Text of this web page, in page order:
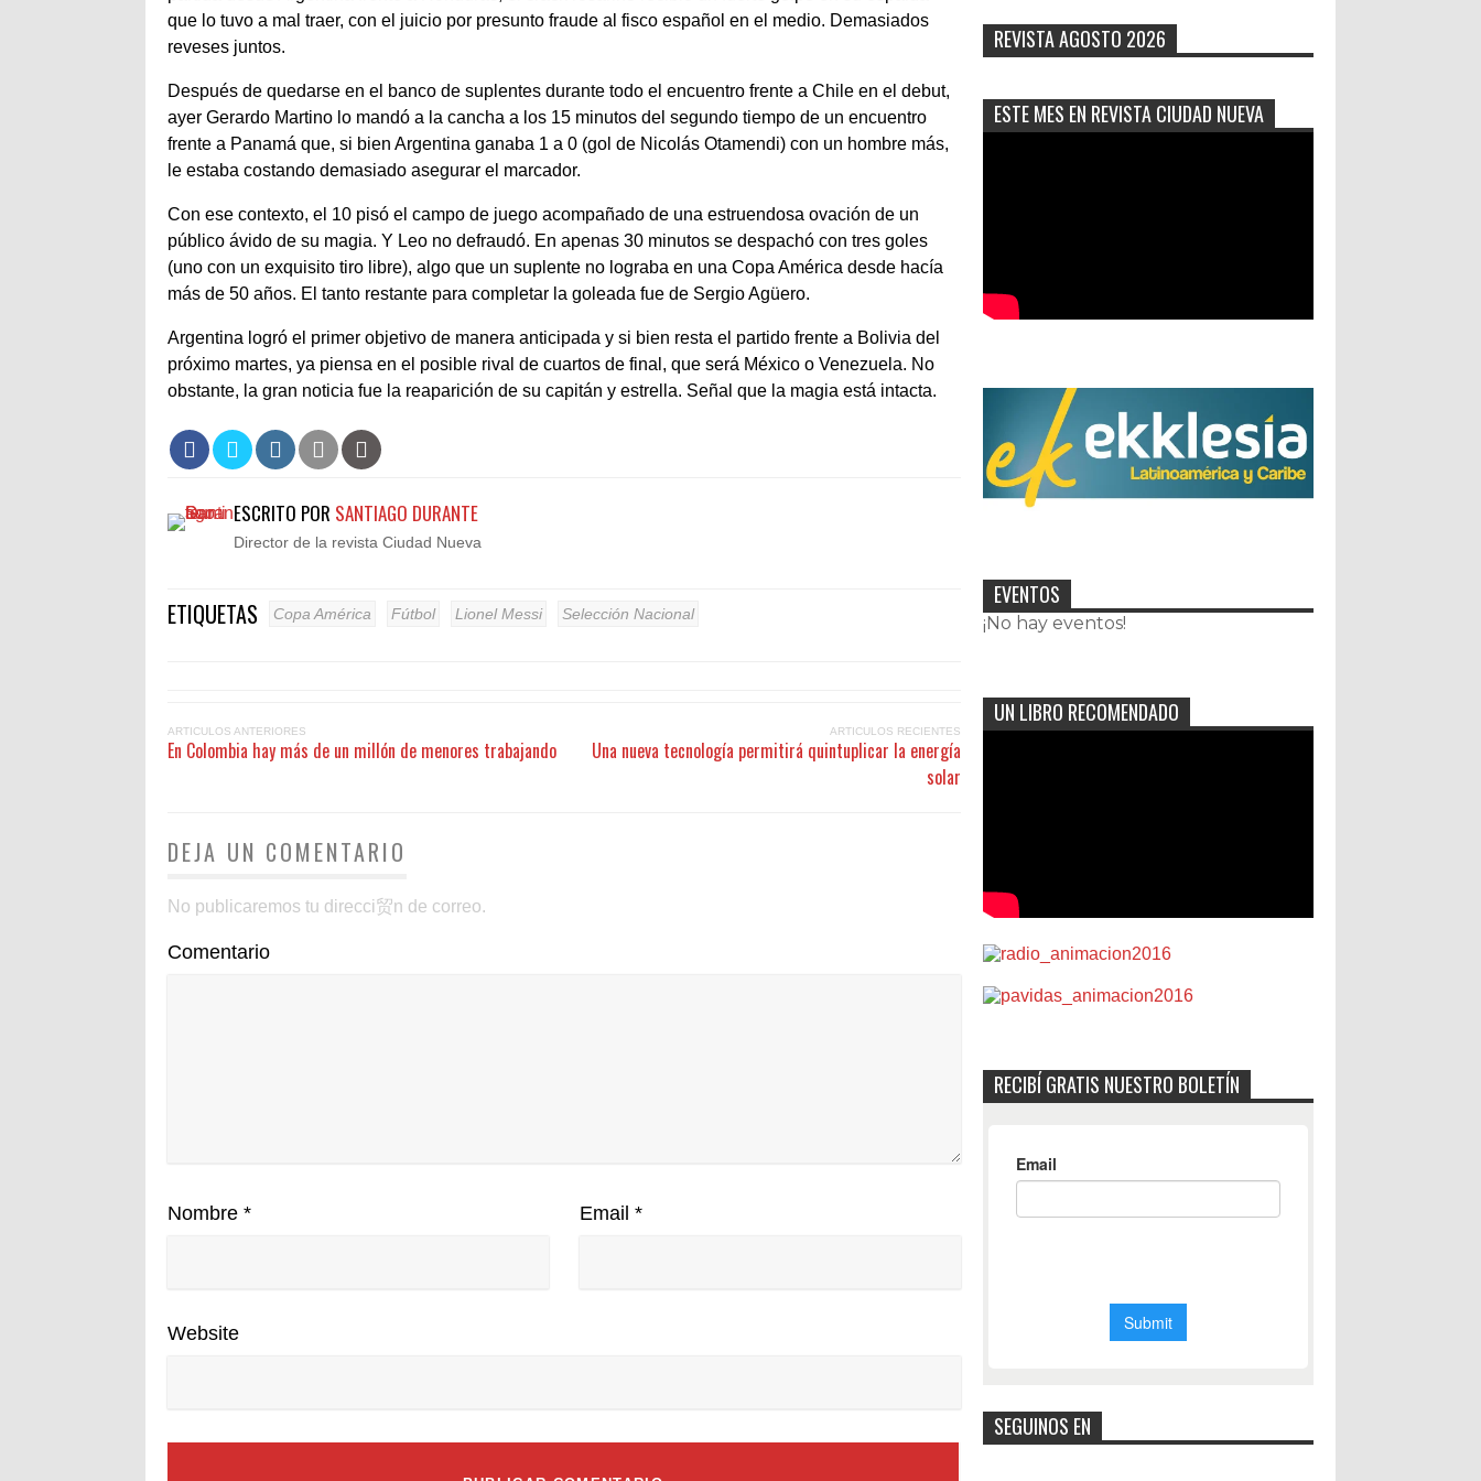
que lo tuvo a mal traer, con el juicio por presunto fraude al fisco español en el medio. Demasiados
reveses juntos.
Después de quedarse en el banco de suplentes durante todo el encuentro frente a Chile en el debut,
ayer Gerardo Martino lo mandó a la cancha a los 15 minutos del segundo tiempo de un encuentro
frente a Panamá que, si bien Argentina ganaba 1 a 0 (gol de Nicolás Otamendi) con un hombre más,
le estaba costando demasiado asegurar el marcador.
Con ese contexto, el 10 pisó el campo de juego acompañado de una estruendosa ovación de un
público ávido de su magia. Y Leo no defraudó. En apenas 30 minutos se despachó con tres goles
(uno con un exquisito tiro libre), algo que un suplente no lograba en una Copa América desde hacía
más de 50 años. El tanto restante para completar la goleada fue de Sergio Agüero.
Argentina logró el primer objetivo de manera anticipada y si bien resta el partido frente a Bolivia del
próximo martes, ya piensa en el posible rival de cuartos de final, que será México o Venezuela. No
obstante, la gran noticia fue la reaparición de su capitán y estrella. Señal que la magia está intacta.
ESCRITO POR SANTIAGO DURANTE
Director de la revista Ciudad Nueva
ETIQUETAS Copa América Fútbol Lionel Messi Selección Nacional
ARTICULOS ANTERIORES
En Colombia hay más de un millón de menores trabajando
ARTICULOS RECIENTES
Una nueva tecnología permitirá quintuplicar la energía
solar
DEJA UN COMENTARIO
No publicaremos tu direcci贸n de correo.
Comentario
Nombre * Email*
Website
REVISTA AGOSTO 2026
ESTE MES EN REVISTA CIUDAD NUEVA
EVENTOS
¡No hay eventos!
UN LIBRO RECOMENDADO
RECIBÍ GRATIS NUESTRO BOLETÍN
SEGUINOS EN